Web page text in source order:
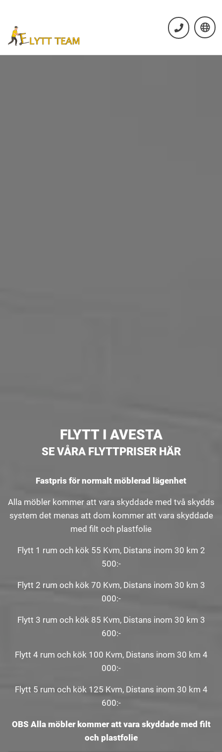
FLYTT I AVESTA
SE VÅRA FLYTTPRISER HÄR
Fastpris för normalt möblerad lägenhet
Alla möbler kommer att vara skyddade med två skydds
system det menas att dom kommer att vara skyddade
med filt och plastfolie
Flytt 1 rum och kök 55 Kvm, Distans inom 30 km 2
500:-
Flytt 2 rum och kök 70 Kvm, Distans inom 30 km 3
000:-
Flytt 3 rum och kök 85 Kvm, Distans inom 30 km 3
600:-
Flytt 4 rum och kök 100 Kvm, Distans inom 30 km 4
000:-
Flytt 5 rum och kök 125 Kvm, Distans inom 30 km 4
600:-
OBS Alla möbler kommer att vara skyddade med filt
och plastfolie